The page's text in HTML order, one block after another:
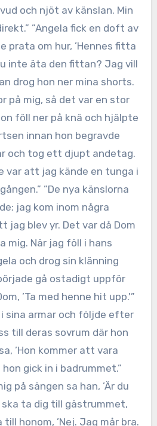
och njöt av känslan. Min
”Angela fick en doft av
prata om hur, ’Hennes fitta
inte äta den fittan? Jag vill
drog hon ner mina shorts.
på mig, så det var en stor
föll ner på knä och hjälpte
innan hon begravde
och tog ett djupt andetag.
var att jag kände en tunga i
”De nya känslorna
jag kom inom några
jag blev yr. Det var då Dom
När jag föll i hans
och drog sin klänning
gå ostadigt uppför
’Ta med henne hit upp.'”
sina armar och följde efter
till deras sovrum där hon
’Hon kommer att vara
gick in i badrummet.”
på sängen sa han, ’Är du
ta dig till gästrummet,
till honom, ’Nej. Jag mår bra.